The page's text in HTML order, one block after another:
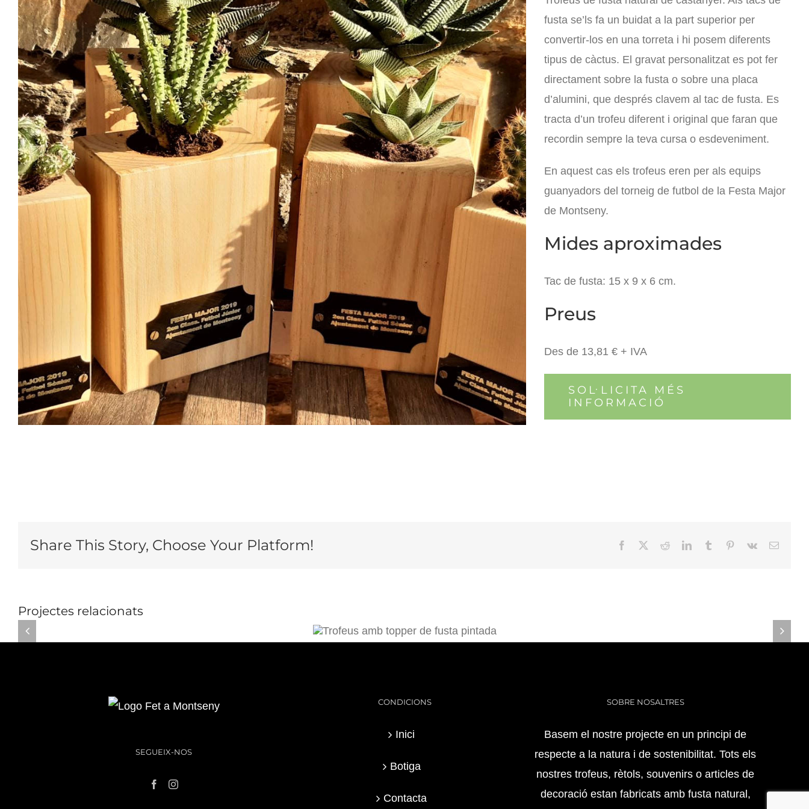
fusta se’ls fa un buidat a la part superior per
convertir-los en una torreta i hi posem diferents
tipus de càctus. El gravat personalitzat es pot fer
directament sobre la fusta o sobre una placa
d’alumini, que després clavem al tac de fusta. Es
tracta d’un trofeu diferent i original que faran que
recordin sempre la teva cursa o esdeveniment.
En aquest cas els trofeus eren per als equips
guanyadors del torneig de futbol de la Festa Major
de Montseny.
Mides aproximades
Tac de fusta: 15 x 9 x 6 cm.
Preus
Des de 13,81 € + IVA
SOL·LICITA MÉS
INFORMACIÓ
Share This Story, Choose Your Platform! Facebook RedditLinkedInTumblr Pinterest
Vk Email:
Projectes relacionats
SEGUEIX-NOS
CONDICIONS
Inici
Botiga
Contacta
SOBRE NOSALTRES
Basem el nostre projecte en un principi de
respecte a la natura i de sostenibilitat. Tots els
nostres trofeus, rètols, souvenirs o articles de
decoració estan fabricats amb fusta natural,